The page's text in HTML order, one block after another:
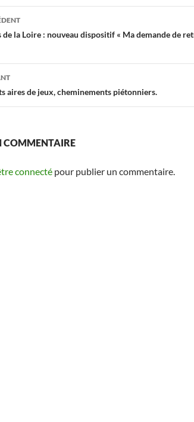
de la Loire : nouveau dispositif « Ma demande de
aires de jeux, cheminements piétonniers.
COMMENTAIRE
connecté pour publier un commentaire.